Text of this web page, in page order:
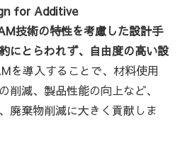
for Additive
技術の特性を考慮した設計手
にとらわれず、自由度の高い設
を導入することで、材料使用
削減、製品性能の向上など、
廃棄物削減に大きく貢献しま